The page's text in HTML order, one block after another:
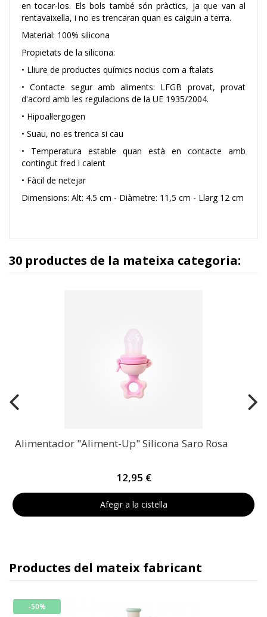
en tocar-los. Els bols també són pràctics, ja que van al
rentavaixella, i no es trencaran quan es caiguin a terra.
Material: 100% silicona
Propietats de la silicona:
• Lliure de productes químics nocius com a ftalats
• Contacte segur amb aliments: LFGB provat, provat
d'acord amb les regulacions de la UE 1935/2004.
• Hipoal·lergogen
• Suau, no es trenca si cau
• Temperatura estable quan està en contacte amb
contingut fred i calent
• Fàcil de netejar
Dimensions: Alt: 4.5 cm - Diàmetre: 11,5 cm - Llarg 12 cm
30 productes de la mateixa categoria:
Alimentador "Aliment-Up" Silicona Saro Rosa
12,95 €
Afegir a la cistella
Productes del mateix fabricant
-50%